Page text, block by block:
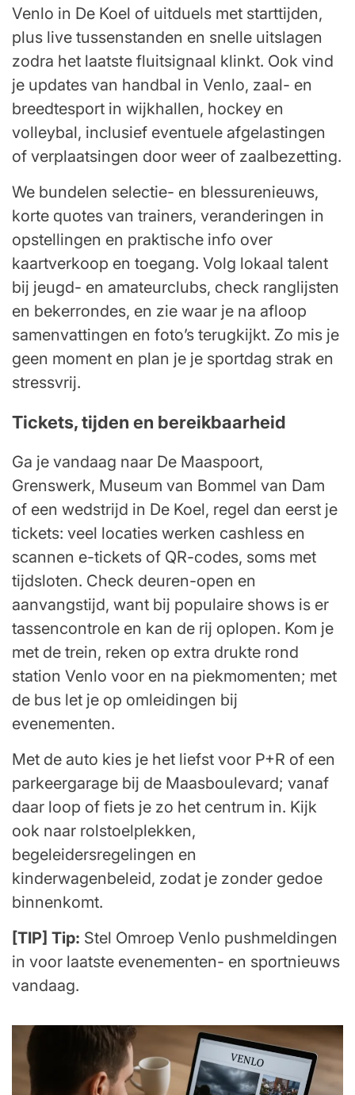
Venlo in De Koel of uitduels met starttijden,
plus live tussenstanden en snelle uitslagen
zodra het laatste fluitsignaal klinkt. Ook vind
je updates van handbal in Venlo, zaal- en
breedtesport in wijkhallen, hockey en
volleybal, inclusief eventuele afgelastingen
of verplaatsingen door weer of zaalbezetting.
We bundelen selectie- en blessurenieuws,
korte quotes van trainers, veranderingen in
opstellingen en praktische info over
kaartverkoop en toegang. Volg lokaal talent
bij jeugd- en amateurclubs, check ranglijsten
en bekerrondes, en zie waar je na afloop
samenvattingen en foto’s terugkijkt. Zo mis je
geen moment en plan je je sportdag strak en
stressvrij.
Tickets, tijden en bereikbaarheid
Ga je vandaag naar De Maaspoort,
Grenswerk, Museum van Bommel van Dam
of een wedstrijd in De Koel, regel dan eerst je
tickets: veel locaties werken cashless en
scannen e-tickets of QR-codes, soms met
tijdsloten. Check deuren-open en
aanvangstijd, want bij populaire shows is er
tassencontrole en kan de rij oplopen. Kom je
met de trein, reken op extra drukte rond
station Venlo voor en na piekmomenten; met
de bus let je op omleidingen bij
evenementen.
Met de auto kies je het liefst voor P+R of een
parkeergarage bij de Maasboulevard; vanaf
daar loop of fiets je zo het centrum in. Kijk
ook naar rolstoelplekken,
begeleidersregelingen en
kinderwagenbeleid, zodat je zonder gedoe
binnenkomt.
[TIP] Tip: Stel Omroep Venlo pushmeldingen
in voor laatste evenementen- en sportnieuws
vandaag.